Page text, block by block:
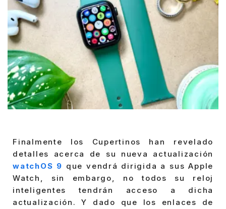
Finalmente los Cupertinos han revelado
detalles acerca de su nueva actualización
watchOS 9 que vendrá dirigida a sus Apple
Watch, sin embargo, no todos su reloj
inteligentes tendrán acceso a dicha
actualización. Y dado que los enlaces de